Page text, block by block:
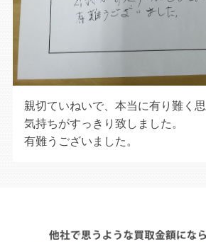
親切ていねいで、本当に有り難く思
気持ちがすっきり致しました。
有難うございました。